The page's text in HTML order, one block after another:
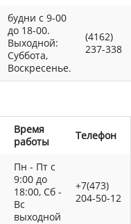
будни с 9-00
до 18-00.
Выходной:
Суббота,
Воскресенье.
(4162)
237-338
Время
работы
Телефон
Пн - Пт с
9:00 до
18:00, Сб -
Вс
выходной
+7(473)
204-50-12